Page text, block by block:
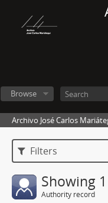
Browse
Archivo José Carlos
Filters
Showing
Authority record